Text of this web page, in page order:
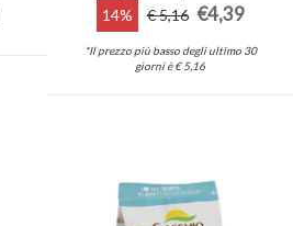
14%
€ 5,16 €4,39
*Il prezzo più basso degli ultimo 30
giorni è € 5,16